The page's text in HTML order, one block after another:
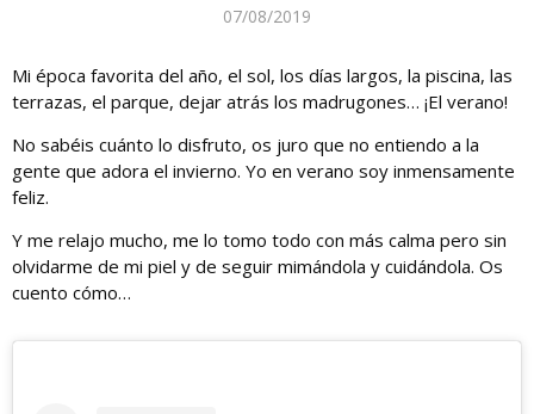
07/08/2019
Mi época favorita del año, el sol, los días largos, la piscina, las
terrazas, el parque, dejar atrás los madrugones… ¡El verano!
No sabéis cuánto lo disfruto, os juro que no entiendo a la
gente que adora el invierno. Yo en verano soy inmensamente
feliz.
Y me relajo mucho, me lo tomo todo con más calma pero sin
olvidarme de mi piel y de seguir mimándola y cuidándola. Os
cuento cómo…